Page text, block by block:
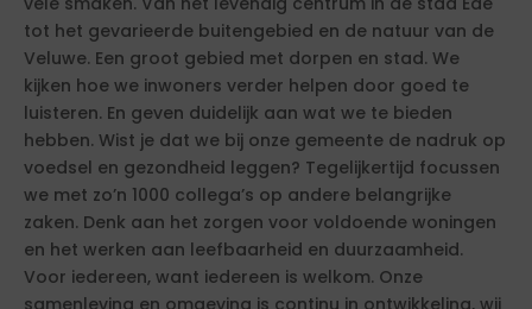
tot het gevarieerde buitengebied en de natuur van de
Veluwe. Een groot gebied met dorpen en stad. We
kijken hoe we inwoners verder helpen door goed te
luisteren. En geven duidelijk aan wat we te bieden
hebben. Wist je dat we bij onze gemeente de nadruk op
voedsel en gezondheid leggen? Tegelijkertijd focussen
we met zo’n 1000 collega’s op andere belangrijke
zaken. Denk aan het zorgen voor voldoende woningen
en het werken aan leefbaarheid en duurzaamheid.
Voor iedereen, want iedereen is welkom. Onze
samenleving en omgeving is continu in ontwikkeling, wij